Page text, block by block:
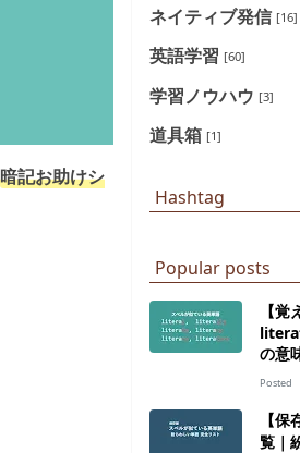
暗記お助けシ
ネイティブ発信 [16]
英語学習 [60]
学習ノウハウ [3]
道具箱 [1]
Hashtag
Popular posts
【
の意
Posted
【
覧｜